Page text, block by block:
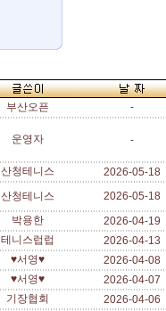
부산오픈 -
운영자 -
산청테니스 2026-05-18
산청테니스 2026-05-18
박용한 2026-04-19
테니스럽럽 2026-04-13
♥서영♥ 2026-04-08
♥서영♥ 2026-04-07
기장협회 2026-04-06